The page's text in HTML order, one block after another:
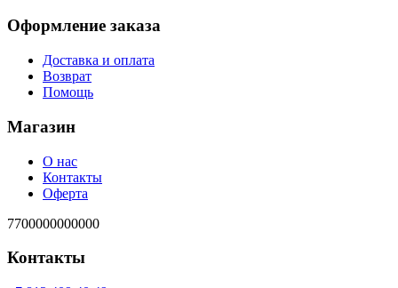
Оформление заказа
Доставка и оплата
Возврат
Помощь
Магазин
О нас
Контакты
Оферта
7700000000000
Контакты